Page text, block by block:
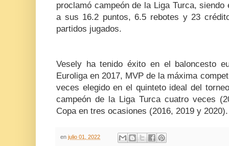
proclamó campeón de la Liga Turca,
a sus 16.2 puntos, 6.5 rebotes y 23
partidos jugados.
Vesely ha tenido éxito en el baloncesto
Euroliga en 2017, MVP de la máxima
veces elegido en el quinteto ideal del
campeón de la Liga Turca cuatro veces
Copa en tres ocasiones (2016, 2019 y 2020).
en julio 01, 2022